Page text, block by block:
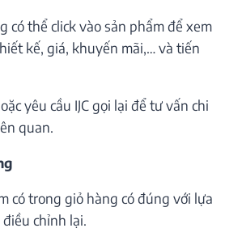
có thể click vào sản phẩm để xem
kế, giá, khuyến mãi,… và tiến
yêu cầu IJC gọi lại để tư vấn chi
quan.
có trong giỏ hàng có đúng với lựa
chỉnh lại.